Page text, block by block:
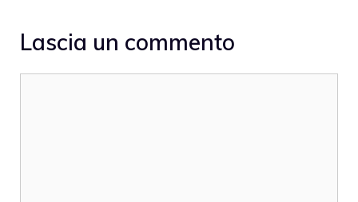
Lascia un commento